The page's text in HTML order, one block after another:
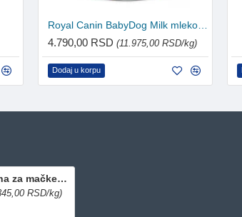
Royal Canin BabyDog Milk mleko u prahu za štence 400g
4.790,00 RSD(11.975,00 RSD/kg)
Dodaj u korpu
Royal Canin hrana za mačke British Shorthair 2kg
RSD/kg)